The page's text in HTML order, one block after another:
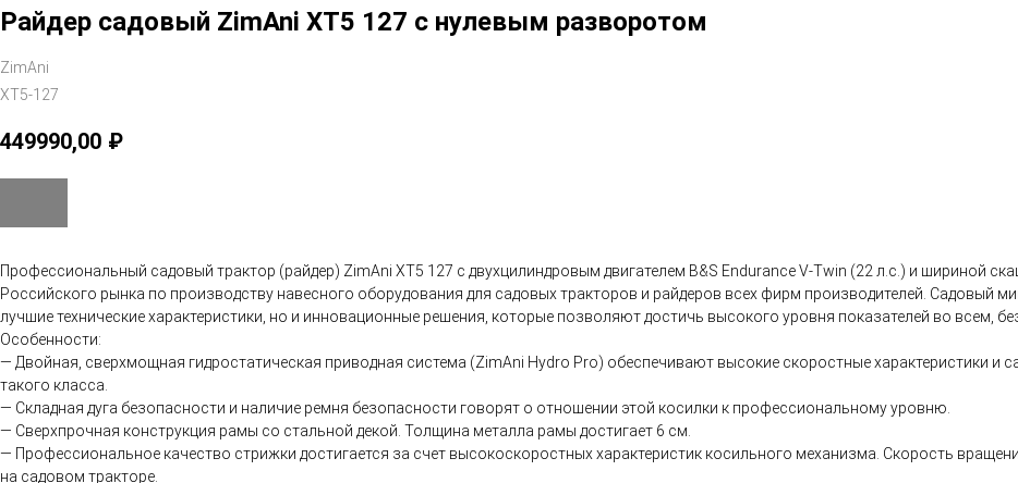
Райдер садовый ZimAni XT5 127 с нулевым разворотом
ZimAni
XT5-127
449990,00 ₽
Профессиональный садовый трактор (райдер) ZimAni XT5 127 с двухцилиндровым двигателем B&S Endurance V-Twin (22 л.с.) и шириной
Российского рынка по производству навесного оборудования для садовых тракторов и райдеров всех фирм производителей. Садовый
лучшие технические характеристики, но и инновационные решения, которые позволяют достичь высокого уровня показателей во всем,
Особенности:
— Двойная, сверхмощная гидростатическая приводная система (ZimAni Hydro Pro) обеспечивают высокие скоростные характеристики и
такого класса.
— Складная дуга безопасности и наличие ремня безопасности говорят о отношении этой косилки к профессиональному уровню.
— Сверхпрочная конструкция рамы со стальной декой. Толщина металла рамы достигает 6 см.
— Профессиональное качество стрижки достигается за счет высокоскоростных характеристик косильного механизма. Скорость
на садовом тракторе.